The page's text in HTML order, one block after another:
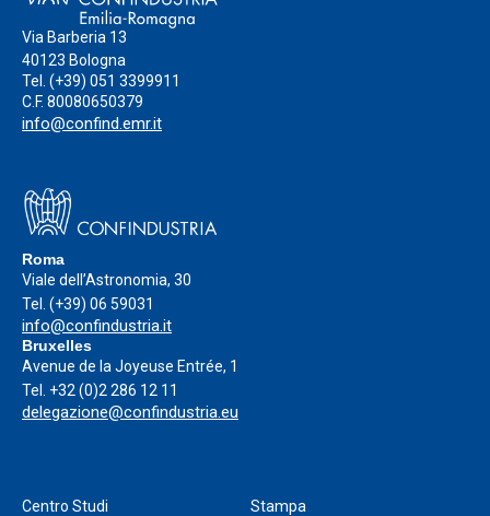
Via Barberia 13
40123 Bologna
Tel. (+39) 051 3399911
C.F. 80080650379
info@confind.emr.it
Roma
Viale dell’Astronomia, 30
Tel. (+39) 06 59031
info@confindustria.it
Bruxelles
Avenue de la Joyeuse Entrée, 1
Tel. +32 (0)2 286 12 11
delegazione@confindustria.eu
Centro Studi
Stampa